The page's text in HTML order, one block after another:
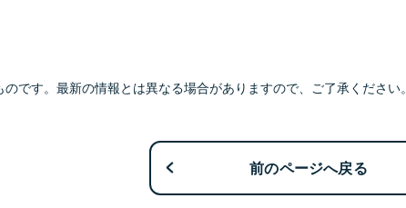
です。最新の情報とは異なる場合がありますので、ご了承ください。
前のページへ戻る